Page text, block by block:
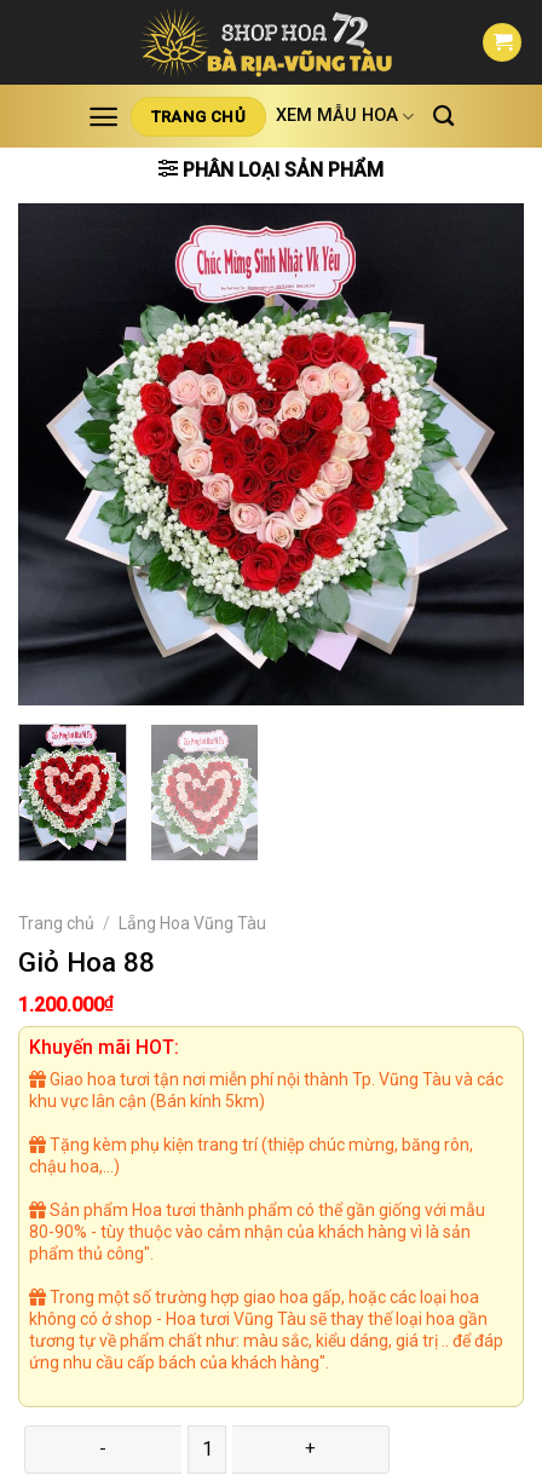
TRANG CHỦ XEM MẪU HOA
PHÂN LOẠI SẢN PHẨM
Trang chủ / Lẵng Hoa Vũng Tàu
Giỏ Hoa 88
1.200.000₫
Khuyến mãi HOT:
Giao hoa tươi tận nơi miễn phí nội thành Tp. Vũng Tàu và các
khu vực lân cận (Bán kính 5km)
Tặng kèm phụ kiện trang trí (thiệp chúc mừng, băng rôn,
chậu hoa,...)
Sản phẩm Hoa tươi thành phẩm có thể gần giống với mẫu
80-90% - tùy thuộc vào cảm nhận của khách hàng vì là sản
phẩm thủ công".
Trong một số trường hợp giao hoa gấp, hoặc các loại hoa
không có ở shop - Hoa tươi Vũng Tàu sẽ thay thế loại hoa gần
tương tự về phẩm chất như: màu sắc, kiểu dáng, giá trị .. để đáp
ứng nhu cầu cấp bách của khách hàng".